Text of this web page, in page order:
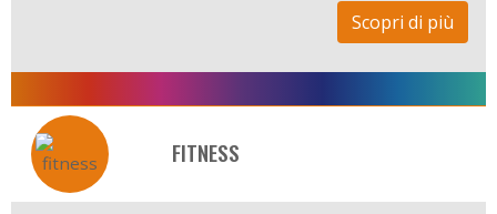
Scopri di più
FITNESS